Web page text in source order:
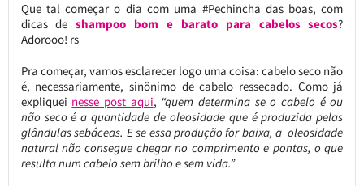
Que tal começar o dia com uma #Pechincha das boas, com
dicas deshampoo bom e barato para cabelos secos?
Adorooo! rs
Pra começar, vamos esclarecer logo uma coisa: cabelo seco não
é, necessariamente, sinônimo de cabelo ressecado. Como já
expliquei nesse post aqui, “quem determina se o cabelo é ou
não seco é a quantidade de oleosidade que é produzida pelas
glândulas sebáceas. E se essa produção for baixa, a oleosidade
natural não consegue chegar no comprimento e pontas, o que
resulta num cabelo sem brilho e sem vida.”